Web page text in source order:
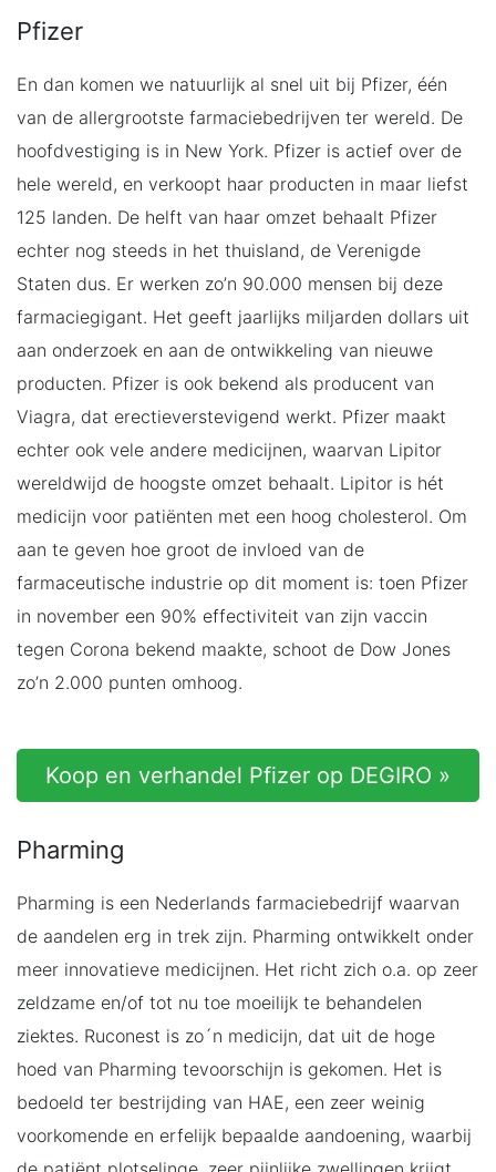
Pfizer
En dan komen we natuurlijk al snel uit bij Pfizer, één
van de allergrootste farmaciebedrijven ter wereld. De
hoofdvestiging is in New York. Pfizer is actief over de
hele wereld, en verkoopt haar producten in maar liefst
125 landen. De helft van haar omzet behaalt Pfizer
echter nog steeds in het thuisland, de Verenigde
Staten dus. Er werken zo’n 90.000 mensen bij deze
farmaciegigant. Het geeft jaarlijks miljarden dollars uit
aan onderzoek en aan de ontwikkeling van nieuwe
producten. Pfizer is ook bekend als producent van
Viagra, dat erectieverstevigend werkt. Pfizer maakt
echter ook vele andere medicijnen, waarvan Lipitor
wereldwijd de hoogste omzet behaalt. Lipitor is hét
medicijn voor patiënten met een hoog cholesterol. Om
aan te geven hoe groot de invloed van de
farmaceutische industrie op dit moment is: toen Pfizer
in november een 90% effectiviteit van zijn vaccin
tegen Corona bekend maakte, schoot de Dow Jones
zo’n 2.000 punten omhoog.
Koop en verhandel Pfizer op DEGIRO »
Pharming
Pharming is een Nederlands farmaciebedrijf waarvan
de aandelen erg in trek zijn. Pharming ontwikkelt onder
meer innovatieve medicijnen. Het richt zich o.a. op zeer
zeldzame en/of tot nu toe moeilijk te behandelen
ziektes. Ruconest is zo´n medicijn, dat uit de hoge
hoed van Pharming tevoorschijn is gekomen. Het is
bedoeld ter bestrijding van HAE, een zeer weinig
voorkomende en erfelijk bepaalde aandoening, waarbij